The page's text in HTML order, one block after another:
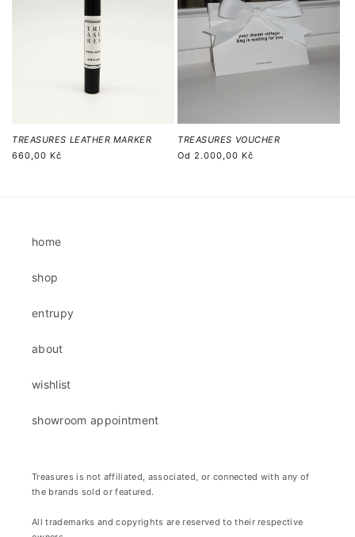
TREASURES LEATHER MARKER
Běžná
660,00 Kč
TREASURES VOUCHER
Běžná
Od 2.000,00 Kč
home
shop
entrupy
about
wishlist
showroom appointment
Treasures is not affiliated, associated, or connected with any of
the brands sold or featured.
All trademarks and copyrights are reserved to their respective